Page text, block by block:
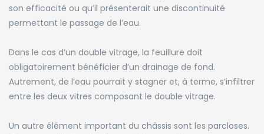
son efficacité ou qu’il présenterait une discontinuité
permettant le passage de l’eau.
Dans le cas d’un double vitrage, la feuillure doit
obligatoirement bénéficier d’un drainage de fond.
Autrement, de l’eau pourrait y stagner et, à terme, s’infiltrer
entre les deux vitres composant le double vitrage.
Un autre élément important du châssis sont les parcloses.